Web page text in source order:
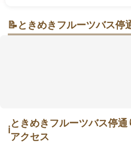
📝ときめきフルーツバス停
バス停の背後には山や海などが
ユニークで可愛らしい写真を撮
ℹ️
ときめきフルーツバス停通
アクセス